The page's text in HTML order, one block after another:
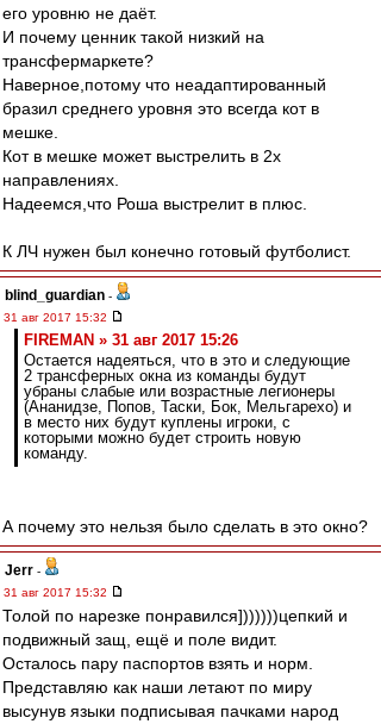
его уровню не даёт.
И почему ценник такой низкий на
трансфермаркете?
Наверное,потому что неадаптированный
бразил среднего уровня это всегда кот в
мешке.
Кот в мешке может выстрелить в 2х
направлениях.
Надеемся,что Роша выстрелит в плюс.
К ЛЧ нужен был конечно готовый футболист.
blind_guardian -
31 авг 2017 15:32
FIREMAN » 31 авг 2017 15:26
Остается надеяться, что в это и следующие
2 трансферных окна из команды будут
убраны слабые или возрастные легионеры
(Ананидзе, Попов, Таски, Бок, Мельгарехо) и
в место них будут куплены игроки, с
которыми можно будет строить новую
команду.
А почему это нельзя было сделать в это окно?
Jerr -
31 авг 2017 15:32
Толой по нарезке понравился]))))))цепкий и
подвижный защ, ещё и поле видит.
Осталось пару паспортов взять и норм.
Представляю как наши летают по миру
высунув языки подписывая пачками народ